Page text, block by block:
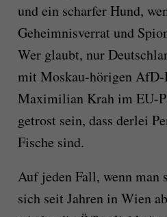
und ein scharfer Hund,
Geheimnisverrat und
Wer glaubt, nur
mit Moskau-hörigen
Maximilian Krah im EU-
getrost sein, dass derlei
Fische sind.
Auf jeden Fall, wenn man
sich seit Jahren in Wien